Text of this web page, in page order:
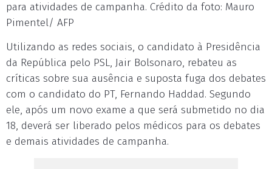
para atividades de campanha. Crédito da foto: Mauro
Pimentel/ AFP
Utilizando as redes sociais, o candidato à Presidência
da República pelo PSL, Jair Bolsonaro, rebateu as
críticas sobre sua ausência e suposta fuga dos debates
com o candidato do PT, Fernando Haddad. Segundo
ele, após um novo exame a que será submetido no dia
18, deverá ser liberado pelos médicos para os debates
e demais atividades de campanha.